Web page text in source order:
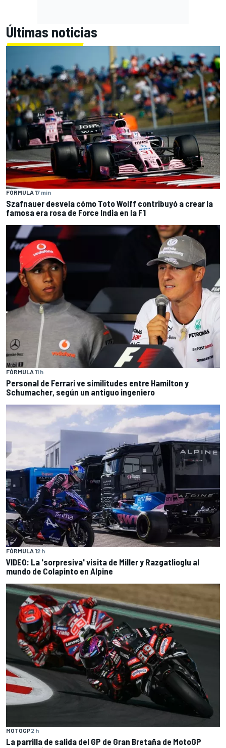
Últimas noticias
FÓRMULA 17 min
Szafnauer desvela cómo Toto Wolff contribuyó a crear la
famosa era rosa de Force India en la F1
FÓRMULA 11 h
Personal de Ferrari ve similitudes entre Hamilton y
Schumacher, según un antiguo ingeniero
FÓRMULA 12 h
VIDEO: La 'sorpresiva' visita de Miller y Razgatlioglu al
mundo de Colapinto en Alpine
MOTOGP2 h
La parrilla de salida del GP de Gran Bretaña de MotoGP